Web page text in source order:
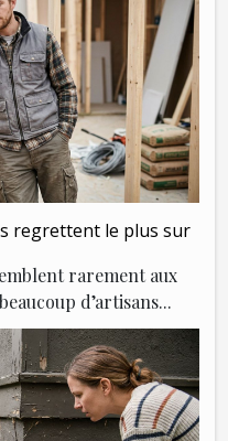
regrettent le plus sur
rarement aux
d’artisans...